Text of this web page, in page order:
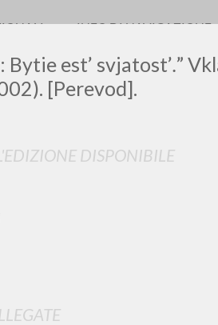
est’ svjatost’.”
[Perevod].
DISPONIBILE
INFO DI NAVIGAZIONE